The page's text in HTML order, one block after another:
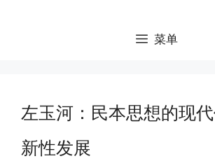
菜单
左玉河：民本思想的现
新性发展